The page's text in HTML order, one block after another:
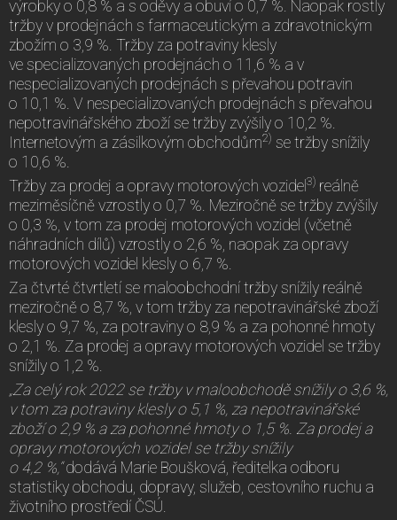
výrobky o 0,8 % a s oděvy a obuví o 0,7 %. Naopak rostly
tržby v prodejnách s farmaceutickým a zdravotnickým
zbožím o 3,9 %. Tržby za potraviny klesly
ve specializovaných prodejnách o 11,6 % a v
nespecializovaných prodejnách s převahou potravin
o 10,1 %. V nespecializovaných prodejnách s převahou
nepotravinářského zboží se tržby zvýšily o 10,2 %.
Internetovým a zásilkovým obchodům2) se tržby snížily
o 10,6 %.
Tržby za prodej a opravy motorových vozidel 3) reálně
meziměsíčně vzrostly o 0,7 %. Meziročně se tržby zvýšily
o 0,3 %, v tom za prodej motorových vozidel (včetně
náhradních dílů) vzrostly o 2,6 %, naopak za opravy
motorových vozidel klesly o 6,7 %.
Za čtvrté čtvrtletí se maloobchodní tržby snížily reálně
meziročně o 8,7 %, v tom tržby za nepotravinářské zboží
klesly o 9,7 %, za potraviny o 8,9 % a za pohonné hmoty
o 2,1 %. Za prodej a opravy motorových vozidel se tržby
snížily o 1,2 %.
„Za celý rok 2022 se tržby v maloobchodě snížily o 3,6 %,
v tom za potraviny klesly o 5,1 %, za nepotravinářské
zboží o 2,9 % a za pohonné hmoty o 1,5 %. Za prodej a
opravy motorových vozidel se tržby snížily
o 4,2 %,“dodává Marie Boušková, ředitelka odboru
statistiky obchodu, dopravy, služeb, cestovního ruchu a
životního prostředí ČSÚ.